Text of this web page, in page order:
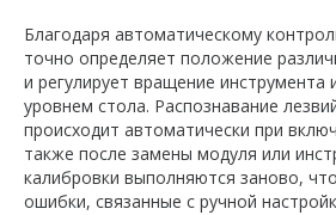
Благодаря автоматическому
точно определяет положение
и регулирует вращение инструмента
уровнем стола. Распознавание
происходит автоматически при
также после замены модуля или
калибровки выполняются заново,
ошибки, связанные с ручной